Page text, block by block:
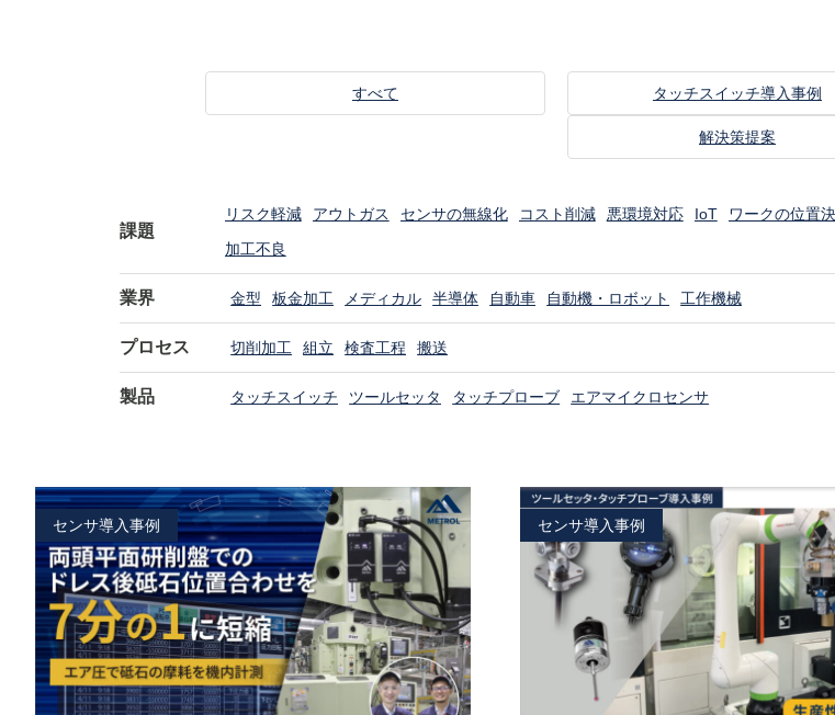
すべて タッチスイッチ導入事例
解決策提案
課題
リスク軽減 アウトガス センサの無線化 コスト削減 悪環境対応 IoT ワークの位置
加工不良
業界 金型 板金加工 メディカル 半導体 自動車 自動機・ロボット 工作機械
プロセス 切削加工 組立 検査工程 搬送
製品 タッチスイッチ ツールセッタ タッチプローブ エアマイクロセンサ
センサ導入事例 センサ導入事例